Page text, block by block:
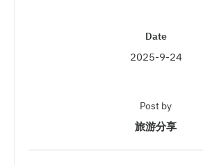
Date
2025-9-24
Post by
旅游分享